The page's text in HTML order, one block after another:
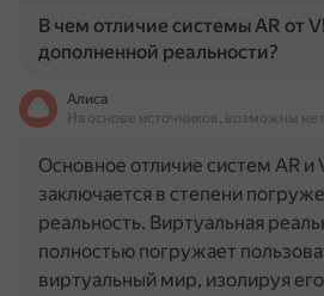
В чем отличие системы AR от
дополненной реальности?
Алиса
На основе источников, возможны
Основное отличие систем AR и
заключается в степени
реальность. Виртуальная
полностью погружает
виртуальный мир, изолируя